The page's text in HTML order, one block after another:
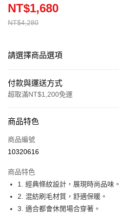
NT$4,280
NT$1,680
請選擇商品選項
付款與運送方式
超取滿NT$1,200免運
信用卡一次付款
超商取貨付款
Apple Pay
悠遊付
商品特色
商品編號
10320616
商品特色
1. 經典條紋設計，展現時尚品味。
2. 混紡刷毛材質，舒適保暖。
3. 適合都會休閒場合穿著。